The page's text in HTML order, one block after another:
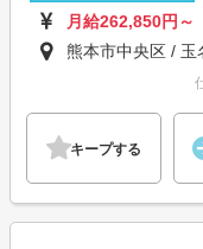
月給262,850円～
熊本市中央区 / 玉
キープする